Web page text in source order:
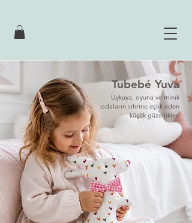
Tubebé Yuva
Uykuya, oyuna ve minik
odaların sihrine eşlik eden
küçük güzellikler.